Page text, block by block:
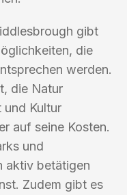
gibt
die
werden.
die Natur
und Kultur
auf seine Kosten.
und
aktiv betätigen
Zudem gibt es